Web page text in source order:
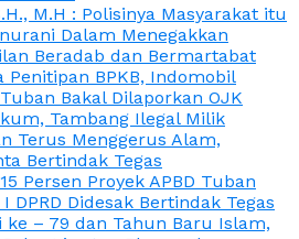
M.H : Polisinya Masyarakat itu
Dalam Menegakkan
Beradab dan Bermartabat
Penitipan BPKB, Indomobil
Bakal Dilaporkan OJK
Tambang Ilegal Milik
Terus Menggerus Alam,
Bertindak Tegas
Persen Proyek APBD Tuban
DPRD Didesak Bertindak Tegas
ke – 79 dan Tahun Baru Islam,